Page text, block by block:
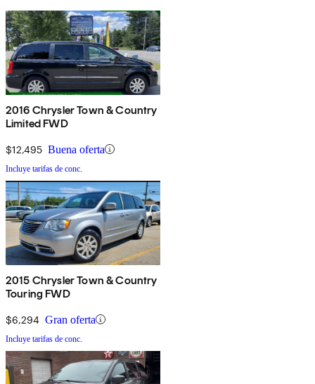
2016 Chrysler Town & Country
Limited FWD
$12,495 Buena oferta
Incluye tarifas de conc.
2015 Chrysler Town & Country
Touring FWD
$6,294 Gran oferta
Incluye tarifas de conc.